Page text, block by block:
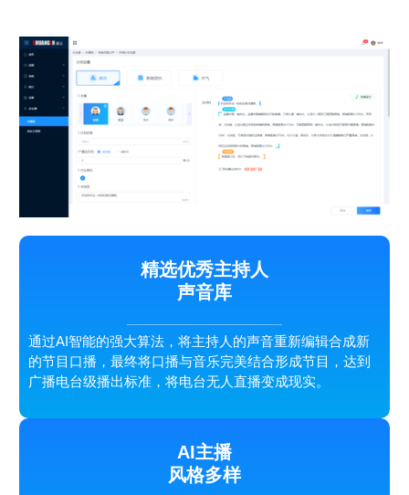
精选优秀主持人
声音库
通过AI智能的强大算法，将主持人的声音重新编辑合成新
的节目口播，最终将口播与音乐完美结合形成节目，达到
广播电台级播出标准，将电台无人直播变成现实。
AI主播
风格多样